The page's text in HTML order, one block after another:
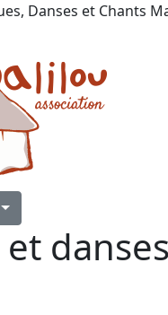
Danses et Chants